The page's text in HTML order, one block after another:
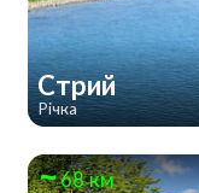
Стрий
Річка
68 км